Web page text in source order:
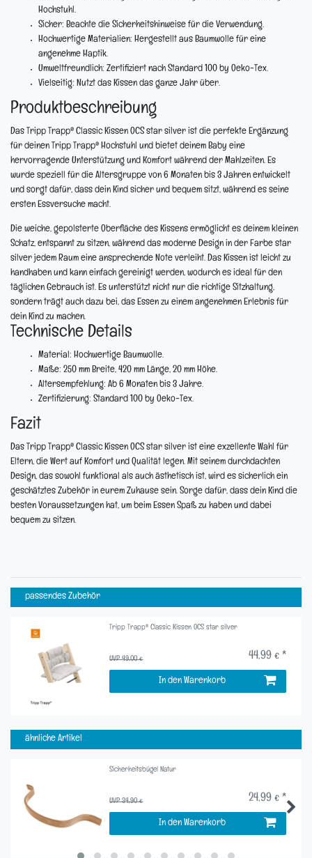
Hochstuhl.
Sicher: Beachte die Sicherheitshinweise für die Verwendung.
Hochwertige Materialien: Hergestellt aus Baumwolle für eine
angenehme Haptik.
Umweltfreundlich: Zertifiziert nach Standard 100 by Oeko-Tex.
Vielseitig: Nutzt das Kissen das ganze Jahr über.
Produktbeschreibung
Das Tripp Trapp® Classic Kissen OCS star silver ist die perfekte Ergänzung
für deinen Tripp Trapp® Hochstuhl und bietet deinem Baby eine
hervorragende Unterstützung und Komfort während der Mahlzeiten. Es
wurde speziell für die Altersgruppe von 6 Monaten bis 3 Jahren entwickelt
und sorgt dafür, dass dein Kind sicher und bequem sitzt, während es seine
ersten Essversuche macht.
Die weiche, gepolsterte Oberfläche des Kissens ermöglicht es deinem kleinen
Schatz, entspannt zu sitzen, während das moderne Design in der Farbe star
silver jedem Raum eine ansprechende Note verleiht. Das Kissen ist leicht zu
handhaben und kann einfach gereinigt werden, wodurch es ideal für den
täglichen Gebrauch ist. Es unterstützt nicht nur die richtige Sitzhaltung,
sondern trägt auch dazu bei, das Essen zu einem angenehmen Erlebnis für
dein Kind zu machen.
Technische Details
Material: Hochwertige Baumwolle.
Maße: 250 mm Breite, 420 mm Länge, 20 mm Höhe.
Altersempfehlung: Ab 6 Monaten bis 3 Jahre.
Zertifizierung: Standard 100 by Oeko-Tex.
Fazit
Das Tripp Trapp® Classic Kissen OCS star silver ist eine exzellente Wahl für
Eltern, die Wert auf Komfort und Qualität legen. Mit seinem durchdachten
Design, das sowohl funktional als auch ästhetisch ist, wird es sicherlich ein
geschätztes Zubehör in eurem Zuhause sein. Sorge dafür, dass dein Kind die
besten Voraussetzungen hat, um beim Essen Spaß zu haben und dabei
bequem zu sitzen.
passendes Zubehör
Tripp Trapp® Classic Kissen OCS star silver
UVP 49,00 € 44,99 € *
In den Warenkorb
ähnliche Artikel
Sicherheitsbügel Natur
UVP 34,90 € 24,99 € *
In den Warenkorb